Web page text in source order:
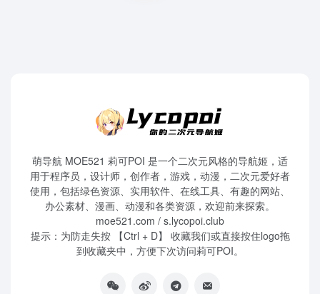
萌导航 MOE521 莉可POI 是一个二次元风格的导航姬，适
用于程序员，设计师，创作者，游戏，动漫，二次元爱好者
使用，包括绿色资源、实用软件、在线工具、有趣的网站、
办公素材、漫画、动漫和各类资源，欢迎前来探索。
moe521.com / s.lycopoi.club
提示：为防走失按 【Ctrl + D】 收藏我们或直接按住logo拖
到收藏夹中，方便下次访问莉可POI。